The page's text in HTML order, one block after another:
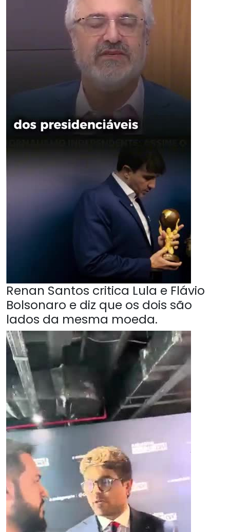
Renan Santos critica Lula e Flávio
Bolsonaro e diz que os dois são
lados da mesma moeda.